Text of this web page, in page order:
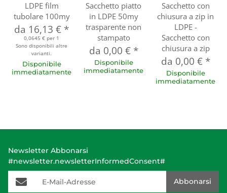
LDPE film
tubolare 100my
da 16,13 € *
0,0645 € per 1
Sono disponibili altre
varianti.
Disponibile
immediatamente
Sacchetto piatto
in LDPE 50my
trasparente non
stampato
da 0,00 € *
Disponibile
immediatamente
Sacchetto con
chiusura a zip in
LDPE -
Sacchetto con
chiusura a zip
da 0,00 € *
Disponibile
immediatamente
Newsletter Abbonarsi
#newsletter.newsletterInformedConsent#
E-Mail-Adresse
Abbonarsi